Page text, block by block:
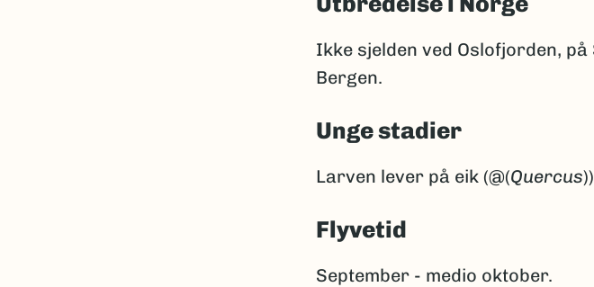
Ikke sjelden ved Oslofjorden,
Bergen.
Unge stadier
Larven lever på eik (@(Quercus
Flyvetid
September - medio oktober.